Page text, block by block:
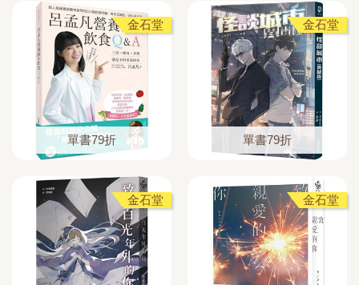
金石堂
單書79折
金石堂
單書79折
金石堂 金石堂